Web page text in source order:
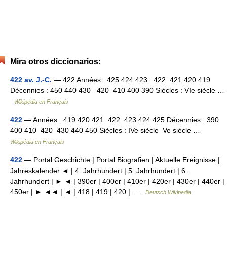
Mira otros diccionarios:
422 av. J.-C. — 422 Années : 425 424 423 422 421 420 419
Décennies : 450 440 430 420 410 400 390 Siècles : VIe siècle …
Wikipédia en Français
422 — Années : 419 420 421 422 423 424 425 Décennies : 390
400 410 420 430 440 450 Siècles : IVe siècle Ve siècle …
Wikipédia en Français
422 — Portal Geschichte | Portal Biografien | Aktuelle Ereignisse |
Jahreskalender ◄ | 4. Jahrhundert | 5. Jahrhundert | 6.
Jahrhundert | ► ◄ | 390er | 400er | 410er | 420er | 430er | 440er |
450er | ► ◄◄ | ◄ | 418 | 419 | 420 | …
Deutsch Wikipedia